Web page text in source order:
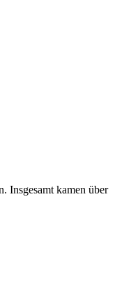
Insgesamt kamen über